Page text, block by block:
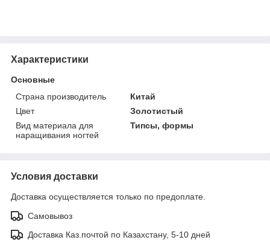
Характеристики
Основные
Страна производитель
Китай
Цвет
Золотистый
Вид материала для
наращивания ногтей
Типсы, формы
Условия доставки
Доставка осуществляется только по предоплате.
Самовывоз
Доставка Каз.почтой по Казахстану, 5-10 дней